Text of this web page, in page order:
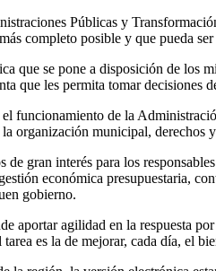
Públicas y
completo posible y que pueda
que se pone a disposición de
que les permita tomar decisiones
funcionamiento de la
organización municipal, derechos
de gran interés para los
económica presupuestaria,
gobierno.
aportar agilidad en la respuesta
es la de mejorar, cada día, el